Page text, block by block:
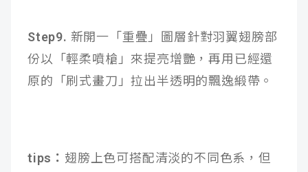
Step9. 新開一「重疊」圖層針對羽翼翅膀部
份以「輕柔噴槍」來提亮增艷，再用已經還
原的「刷式畫刀」拉出半透明的飄逸緞帶。
tips： 翅膀上色可搭配清淡的不同色系，但